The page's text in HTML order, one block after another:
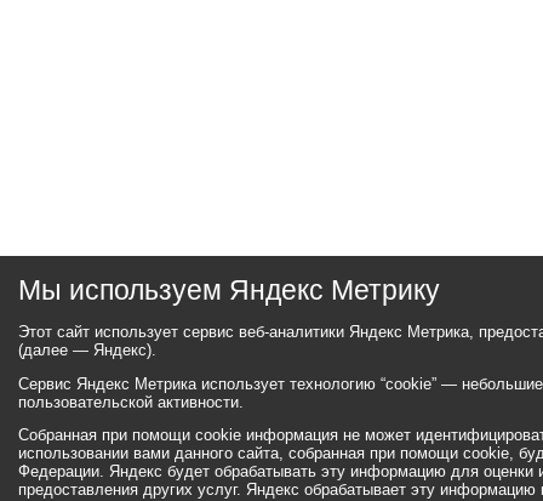
Мы используем Яндекс Метрику
Этот сайт использует сервис веб-аналитики Яндекс Метрика,
(далее — Яндекс).
Сервис Яндекс Метрика использует технологию “cookie” —
пользовательской активности.
Собранная при помощи cookie информация не может
использовании вами данного сайта, собранная при помощи cookie,
Федерации. Яндекс будет обрабатывать эту информацию для оценки
предоставления других услуг. Яндекс обрабатывает эту